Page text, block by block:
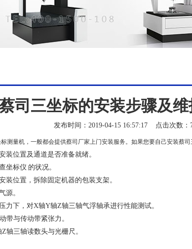
司三坐标的安装步骤及
发布时间：2019-04-15 16:57:17 点击次数：
测量机，一般都会提供蔡司厂家上门安装服务。如果您要自己安装蔡
位置及通道是否准备就绪。
标仪 的状况。
位置，拆除固定机器的包装支架。
源。
下，对X轴Y轴Z轴三轴气浮轴承进行性能测试。
与传动带紧张力。
三轴读数头与光栅尺。